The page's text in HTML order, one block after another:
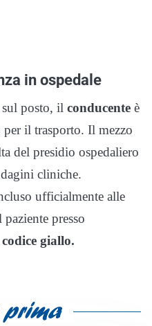
in ospedale
sul posto, il conducente è
per il trasporto. Il mezzo
del presidio ospedaliero
cliniche.
ufficialmente alle
presso
giallo.